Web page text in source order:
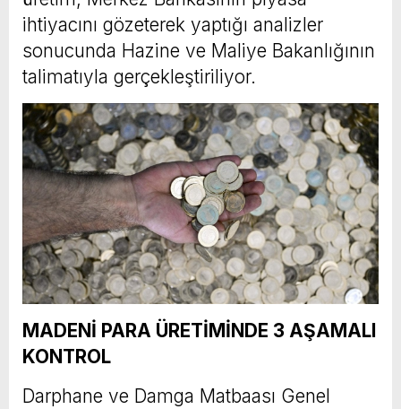
ihtiyacını gözeterek yaptığı analizler
sonucunda Hazine ve Maliye Bakanlığının
talimatıyla gerçekleştiriliyor.
MADENİ PARA ÜRETİMİNDE 3 AŞAMALI
KONTROL
Darphane ve Damga Matbaası Genel